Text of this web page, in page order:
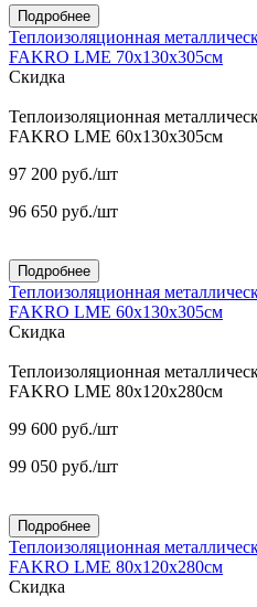
Подробнее
Теплоизоляционная
FAKRO LME 70х130х305см
Скидка
Теплоизоляционная
FAKRO LME 60х130х305см
97 200 руб./шт
96 650 руб./шт
Подробнее
Теплоизоляционная
FAKRO LME 60х130х305см
Скидка
Теплоизоляционная
FAKRO LME 80х120х280см
99 600 руб./шт
99 050 руб./шт
Подробнее
Теплоизоляционная
FAKRO LME 80х120х280см
Скидка